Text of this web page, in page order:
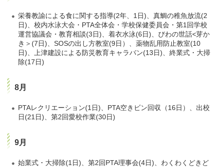
栄養教諭による食に関する指導(2年、1日)、真鯛の稚魚放流(2
日)、校内水泳大会・PTA全体会・学校保健委員会・第1回学校
運営協議会・教育相談(3日)、着衣水泳(6日)、びわの世話<芽か
き＞(7日)、SOSの出し方教室(9日）、薬物乱用防止教室(10
日)、上津建設による防災教育キャラバン(13日)、終業式・大掃
除(17日)
8月
PTAレクリエーション(1日)、PTA空きビン回収（16日）、出校
日(21日)、第2回愛校作業(30日)
9月
始業式・大掃除(1日)、第2回PTA理事会(4日)、わくわくどきど